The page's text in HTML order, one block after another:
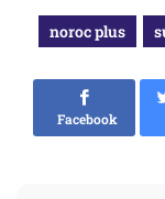
noroc plus
Facebook